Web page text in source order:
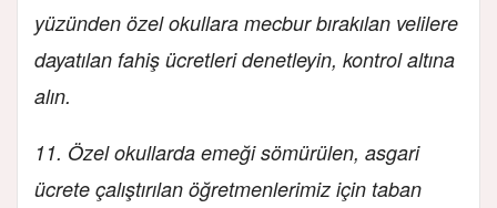
yüzünden özel okullara mecbur bırakılan velilere
dayatılan fahiş ücretleri denetleyin, kontrol altına
alın.
11. Özel okullarda emeği sömürülen, asgari
ücrete çalıştırılan öğretmenlerimiz için taban